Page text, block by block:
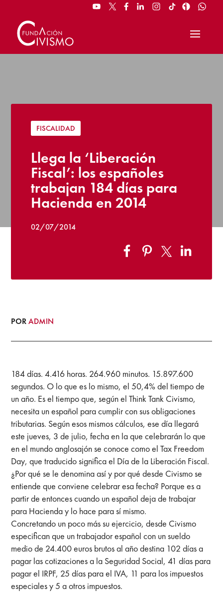
FISCALIDAD
Llega la ‘Liberación
Fiscal’: los españoles
trabajan 184 días para
Hacienda en 2014
02/07/2014
PORADMIN
184 días. 4.416 horas. 264.960 minutos. 15.897.600
segundos. O lo que es lo mismo, el 50,4% del tiempo de
un año. Es el tiempo que, según el Think Tank Civismo,
necesita un español para cumplir con sus obligaciones
tributarias. Según esos mismos cálculos, ese día llegará
este jueves, 3 de julio, fecha en la que celebrarán lo que
en el mundo anglosajón se conoce como el Tax Freedom
Day, que traducido significa el Día de la Liberación Fiscal.
¿Por qué se le denomina así y por qué desde Civismo se
entiende que conviene celebrar esa fecha? Porque es a
partir de entonces cuando un español deja de trabajar
para Hacienda y lo hace para sí mismo.
Concretando un poco más su ejercicio, desde Civismo
especifican que un trabajador español con un sueldo
medio de 24.400 euros brutos al año destina 102 días a
pagar las cotizaciones a la Seguridad Social, 41 días para
pagar el IRPF, 25 días para el IVA, 11 para los impuestos
especiales y 5 a otros impuestos.